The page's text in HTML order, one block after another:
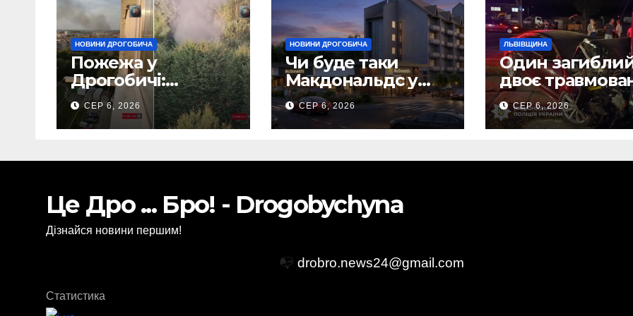
НОВИНИ ДРОГОБИЧА
Пожежа у
Дрогобичі:
Повідомляють що
горіло 5 гаражів
(Відео)
СЕР 6, 2026
НОВИНИ ДРОГОБИЧА
Чи буде таки
Макдональдс у
Дрогобичі? (Фото)
СЕР 6, 2026
ЛЬВІВЩИНА
Один
двоє
внаслідок ДТП
Самбірщині
СЕР 6, 2026
Це Дро ... Бро! - Drogobychyna
Дізнайся новини першим!
📭 drobro.news24@gmail.com
Статистика